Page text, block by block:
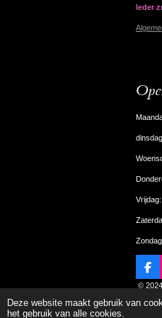
Deze website maakt gebruik van
het gebruik van alle cookies.
Ieder
F
a
e
©